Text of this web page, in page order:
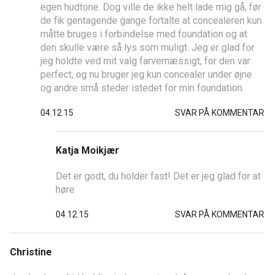
egen hudtone. Dog ville de ikke helt lade mig gå, før
de fik gentagende gange fortalte at concealeren kun
måtte bruges i forbindelse med foundation og at
den skulle være så lys som muligt. Jeg er glad for
jeg holdte ved mit valg farvemæssigt, for den var
perfect, og nu bruger jeg kun concealer under øjne
og andre små steder istedet for min foundation.
04.12.15 SVAR PÅ KOMMENTAR
Katja Moikjær
Det er godt, du holder fast! Det er jeg glad for at
høre
04.12.15 SVAR PÅ KOMMENTAR
Christine